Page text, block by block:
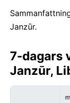
Janzūr.
7-dagars
Janzūr,